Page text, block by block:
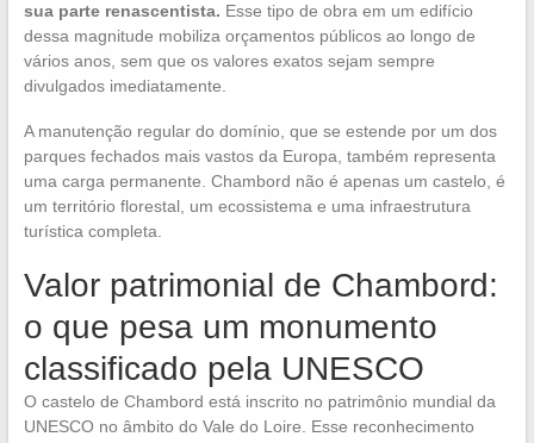
sua parte renascentista. Esse tipo de obra em um edifício
dessa magnitude mobiliza orçamentos públicos ao longo de
vários anos, sem que os valores exatos sejam sempre
divulgados imediatamente.
A manutenção regular do domínio, que se estende por um dos
parques fechados mais vastos da Europa, também representa
uma carga permanente. Chambord não é apenas um castelo, é
um território florestal, um ecossistema e uma infraestrutura
turística completa.
Valor patrimonial de Chambord:
o que pesa um monumento
classificado pela UNESCO
O castelo de Chambord está inscrito no patrimônio mundial da
UNESCO no âmbito do Vale do Loire. Esse reconhecimento